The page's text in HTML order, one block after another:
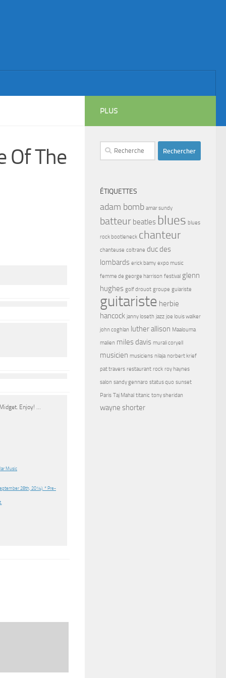
Of The
Enjoy! …
Music
28th, 2014). * Pre-
PLUS
Rechercher :
ÉTIQUETTES
adam bomb amar sundy
batteur beatles blues blues
rock bootleneck chanteur
chanteuse coltrane duc des
lombards erick bamy expo music
femme de george harrison festival glenn
hughes golf drouot groupe guiariste
guitariste herbie
hancock janny loseth jazz joe louis walker
john coghlan luther allison Maalouma
malien miles davis murali coryell
musicien musiciens nilaja norbert krief
pat travers restaurant rock roy haynes
salon sandy gennaro status quo sunset
Paris Taj Mahal titanic tony sheridan
wayne shorter